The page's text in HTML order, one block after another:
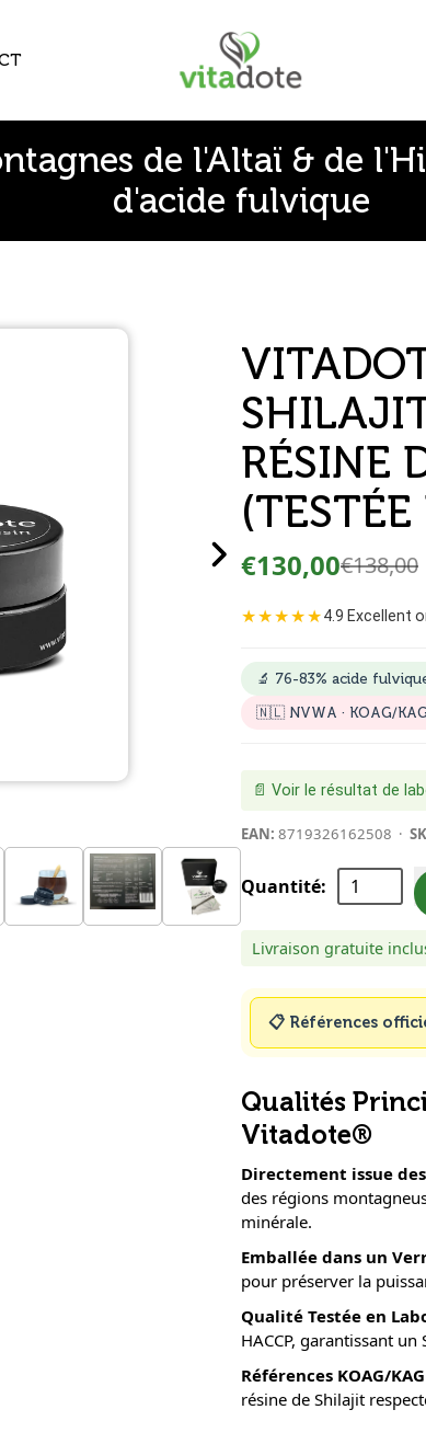
de l'Altaï & de
d'acide fulvique
RÉSINE
€130,00€138,00
★★★★★4.9 Excellent
🔬 76-83% acide
🇳🇱 NVWA · KOAG/KAG
📄 Voir le résultat de
EAN: 8719326162508 ·
Quantité:
Livraison gratuite
📋 Références
Qualités
Vitadote®
Directement issue
des régions
minérale.
Emballée dans un
pour préserver la
Qualité Testée en
HACCP, garantissant
Références KOAG/
résine de Shilajit